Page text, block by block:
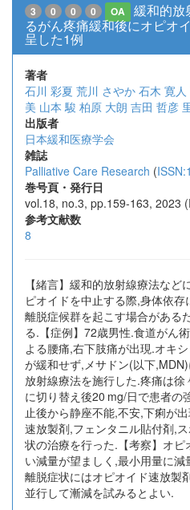
3 0 0 0 OA
緩和的放
るがん疼痛緩和後にオピオ
呈した1例
著者
石川 彩夏 荒川 さやか 石木 寛人
美 山本 駿 柏原 大朗 吉田 哲彦
出版者
日本緩和医療学会
雑誌
Palliative Care Research (
巻号頁・発行日
vol.18, no.3, pp.159-163, 2023
参考文献数
8
【緒言】緩和的放射線療法な
ピオイドを中止する際,身体依
離脱症候群を起こす場合がある
る.【症例】72歳男性.食道がん
よる腰痛,右下肢痛が出現.オキ
が緩和せず,メサドン(以下
放射線療法を施行した.疼痛は
に切り替え後20 mg/日で患者の
止後から静座不能,不安,下痢が
速放製剤,フェンタニル貼付剤,
状の治療を行った.【考察】オ
い減量が望ましく,最小用量に
離脱症状にはオピオイド速放製
並行して漸減を試みるとよい.